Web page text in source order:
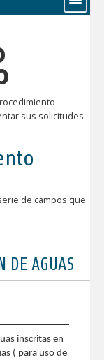
sus solicitudes
de campos que
DE AGUAS
inscritas en
( para uso de